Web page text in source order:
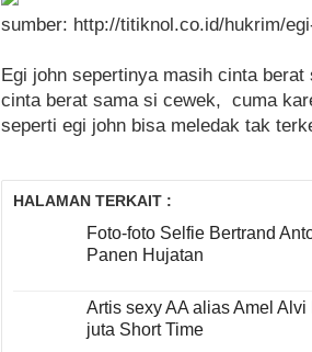
sumber: http://titiknol.co.id/hukrim/
Egi john sepertinya masih cinta
cinta berat sama si cewek, cuma
seperti egi john bisa meledak tak
HALAMAN TERKAIT :
Foto-foto Selfie Bertrand
Panen Hujatan
Artis sexy AA alias Amel
juta Short Time